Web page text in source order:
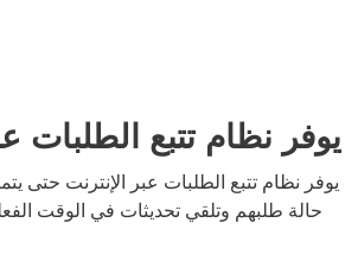
يوفر نظام تتبع الطلبات
يوفر نظام تتبع الطلبات عبر الإنترنت حتى
حالة طلبهم وتلقي تحديثات في الوقت